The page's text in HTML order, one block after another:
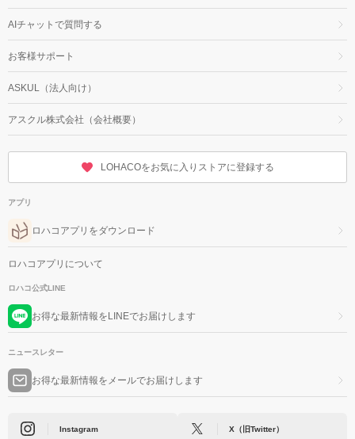
AIチャットで質問する
お客様サポート
ASKUL（法人向け）
アスクル株式会社（会社概要）
LOHACOをお気に入りストアに登録する
アプリ
ロハコアプリをダウンロード
ロハコアプリについて
ロハコ公式LINE
お得な最新情報をLINEでお届けします
ニュースレター
お得な最新情報をメールでお届けします
Instagram X（旧Twitter）